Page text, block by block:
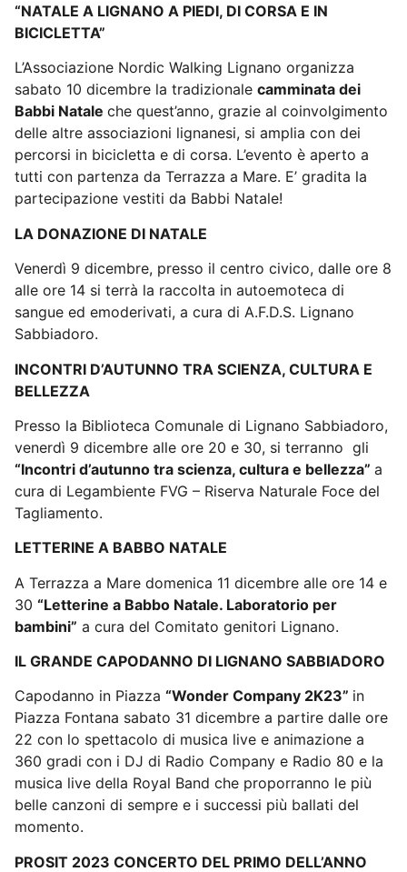
“NATALE A LIGNANO A PIEDI, DI CORSA E IN
BICICLETTA”
L’Associazione Nordic Walking Lignano organizza
sabato 10 dicembre la tradizionale camminata dei
Babbi Natale che quest’anno, grazie al coinvolgimento
delle altre associazioni lignanesi, si amplia con dei
percorsi in bicicletta e di corsa. L’evento è aperto a
tutti con partenza da Terrazza a Mare. E’ gradita la
partecipazione vestiti da Babbi Natale!
LA DONAZIONE DI NATALE
Venerdì 9 dicembre, presso il centro civico, dalle ore 8
alle ore 14 si terrà la raccolta in autoemoteca di
sangue ed emoderivati, a cura di A.F.D.S. Lignano
Sabbiadoro.
INCONTRI D’AUTUNNO TRA SCIENZA, CULTURA E
BELLEZZA
Presso la Biblioteca Comunale di Lignano Sabbiadoro,
venerdì 9 dicembre alle ore 20 e 30, si terranno gli
“Incontri d’autunno tra scienza, cultura e bellezza” a
cura di Legambiente FVG – Riserva Naturale Foce del
Tagliamento.
LETTERINE A BABBO NATALE
A Terrazza a Mare domenica 11 dicembre alle ore 14 e
30 “Letterine a Babbo Natale. Laboratorio per
bambini” a cura del Comitato genitori Lignano.
IL GRANDE CAPODANNO DI LIGNANO SABBIADORO
Capodanno in Piazza “Wonder Company 2K23” in
Piazza Fontana sabato 31 dicembre a partire dalle ore
22 con lo spettacolo di musica live e animazione a
360 gradi con i DJ di Radio Company e Radio 80 e la
musica live della Royal Band che proporranno le più
belle canzoni di sempre e i successi più ballati del
momento.
PROSIT 2023 CONCERTO DEL PRIMO DELL’ANNO